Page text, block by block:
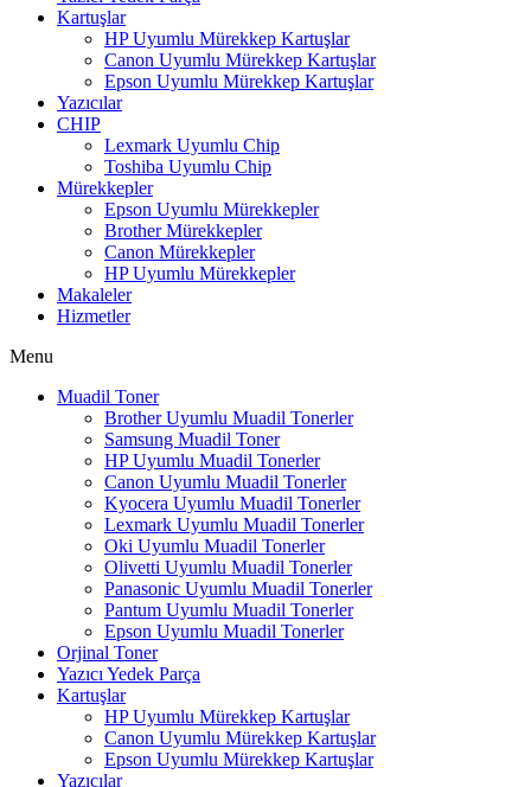
Kartuşlar
HP Uyumlu Mürekkep Kartuşlar
Canon Uyumlu Mürekkep Kartuşlar
Epson Uyumlu Mürekkep Kartuşlar
Yazıcılar
CHIP
Lexmark Uyumlu Chip
Toshiba Uyumlu Chip
Mürekkepler
Epson Uyumlu Mürekkepler
Brother Mürekkepler
Canon Mürekkepler
HP Uyumlu Mürekkepler
Makaleler
Hizmetler
Menu
Muadil Toner
Brother Uyumlu Muadil Tonerler
Samsung Muadil Toner
HP Uyumlu Muadil Tonerler
Canon Uyumlu Muadil Tonerler
Kyocera Uyumlu Muadil Tonerler
Lexmark Uyumlu Muadil Tonerler
Oki Uyumlu Muadil Tonerler
Olivetti Uyumlu Muadil Tonerler
Panasonic Uyumlu Muadil Tonerler
Pantum Uyumlu Muadil Tonerler
Epson Uyumlu Muadil Tonerler
Orjinal Toner
Yazıcı Yedek Parça
Kartuşlar
HP Uyumlu Mürekkep Kartuşlar
Canon Uyumlu Mürekkep Kartuşlar
Epson Uyumlu Mürekkep Kartuşlar
Yazıcılar